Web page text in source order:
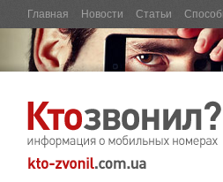
Главная Новости Статьи